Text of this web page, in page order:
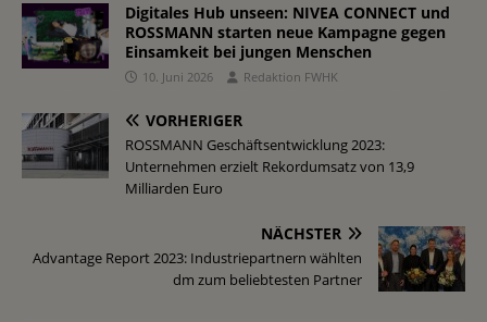
Digitales Hub unseen: NIVEA CONNECT und
ROSSMANN starten neue Kampagne gegen
Einsamkeit bei jungen Menschen
10. Juni 2026 Redaktion FWHK
VORHERIGER
ROSSMANN Geschäftsentwicklung 2023:
Unternehmen erzielt Rekordumsatz von 13,9
Milliarden Euro
NÄCHSTER
Advantage Report 2023: Industriepartnern wählten
dm zum beliebtesten Partner